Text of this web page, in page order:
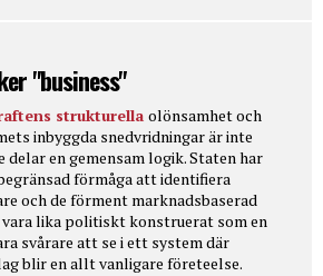
"business"
strukturella olönsamhet och
inbyggda snedvridningar är inte
delar en gemensam logik. Staten har
förmåga att identifiera
och de förment marknadsbaserad
lika politiskt konstruerat som en
svårare att se i ett system där
blir en allt vanligare företeelse.